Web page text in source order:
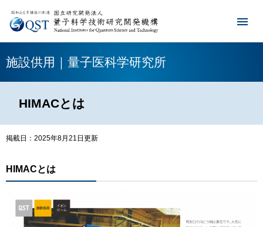
施設供用｜量子医科学研究所
HIMACとは
掲載日：2025年8月21日更新
HIMACとは